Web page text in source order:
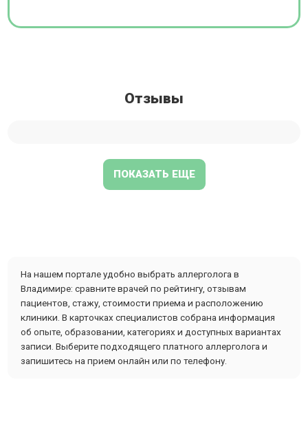
Отзывы
ПОКАЗАТЬ ЕЩЕ
На нашем портале удобно выбрать аллерголога в
Владимире: сравните врачей по рейтингу, отзывам
пациентов, стажу, стоимости приема и расположению
клиники. В карточках специалистов собрана информация
об опыте, образовании, категориях и доступных вариантах
записи. Выберите подходящего платного аллерголога и
запишитесь на прием онлайн или по телефону.